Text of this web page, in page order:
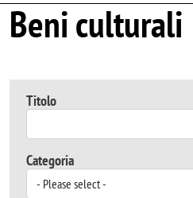
Beni culturali
Titolo
Categoria